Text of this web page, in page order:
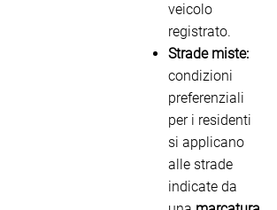
veicolo
registrato.
Strade miste:
condizioni
preferenziali
per i residenti
si applicano
alle strade
indicate da